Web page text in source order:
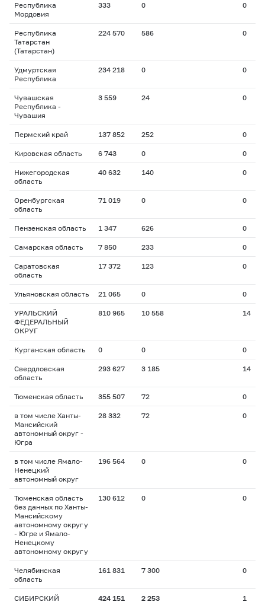
Республика
Мордовия
333 0 0
Республика
Татарстан
(Татарстан)
224 570 586 0
Удмуртская
Республика
234 218 0 0
Чувашская
Республика -
Чувашия
3 559 24 0
Пермский край 137 852 252 0
Кировская область 6 743 0 0
Нижегородская
область
40 632 140 0
Оренбургская
область
71 019 0 0
Пензенская область 1 347 626 0
Самарская область 7 850 233 0
Саратовская
область
17 372 123 0
Ульяновская область 21 065 0 0
УРАЛЬСКИЙ
ФЕДЕРАЛЬНЫЙ
ОКРУГ
810 965 10 558 14
Курганская область 0 0 0
Свердловская
область
293 627 3 185 14
Тюменская область 355 507 72 0
в том числе Ханты-
Мансийский
автономный округ -
Югра
28 332 72 0
в том числе Ямало-
Ненецкий
автономный округ
196 564 0 0
Тюменская область
без данных по Ханты-
Мансийскому
автономному округу
- Югре и Ямало-
Ненецкому
автономному округу
130 612 0 0
Челябинская
область
161 831 7 300 0
СИБИРСКИЙ
424 151 2 253 1